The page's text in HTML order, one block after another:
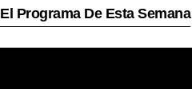
El Programa De Esta Semana